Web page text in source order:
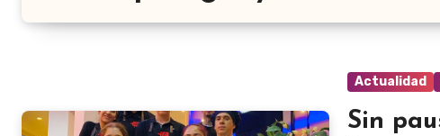
Actualidad
Sin